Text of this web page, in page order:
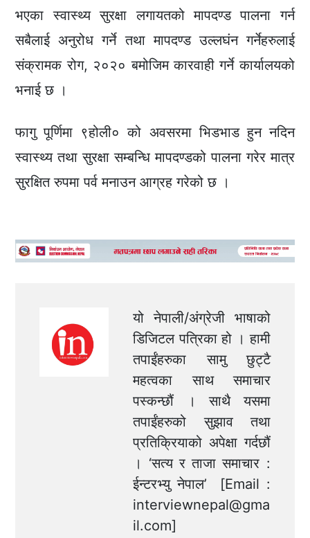
भएका स्वास्थ्य सुरक्षा लगायतको मापदण्ड पालना गर्न
सबैलाई अनुरोध गर्ने तथा मापदण्ड उल्लघंन गर्नेहरुलाई
संक्रामक रोग, २०२० बमोजिम कारवाही गर्ने कार्यालयको
भनाई छ ।
फागु पूर्णिमा ९होली० को अवसरमा भिडभाड हुन नदिन
स्वास्थ्य तथा सुरक्षा सम्बन्धि मापदण्डको पालना गरेर मात्र
सुरक्षित रुपमा पर्व मनाउन आग्रह गरेको छ ।
यो नेपाली/अंग्रेजी भाषाको
डिजिटल पत्रिका हो । हामी
तपाईंहरुका सामु छुट्टै
महत्वका साथ समाचार
पस्कन्छौं । साथै यसमा
तपाईंहरुको सुझाव तथा
प्रतिक्रियाको अपेक्षा गर्दछौं
। ‘सत्य र ताजा समाचार :
ईन्टरभ्यु नेपाल’ [Email :
interviewnepal@gma
il.com]